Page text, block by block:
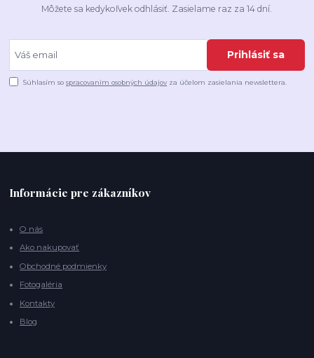
Môžete sa kedykoľvek odhlásiť. Zasielame raz za 14 dní.
Prihlásiť sa
Súhlasím sospracovaním osobných údajov za účelom zasielania newslettera.
Informácie pre zákazníkov
O nás
Ako nakupovať
Obchodné podmienky
Fotogaléria
Kontakty
Blog